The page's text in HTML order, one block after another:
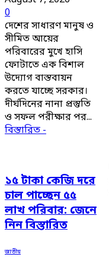
0
দেশের সাধারণ মানুষ ও
সীমিত আয়ের
পরিবারের মুখে হাসি
ফোটাতে এক বিশাল
উদ্যোগ বাস্তবায়ন
করতে যাচ্ছে সরকার।
দীর্ঘদিনের নানা প্রস্তুতি
ও সফল পরীক্ষার পর...
বিস্তারিত -
১৫ টাকা কেজি দরে
চাল পাচ্ছেন ৫৫
লাখ পরিবার: জেনে
নিন বিস্তারিত
জাতীয়